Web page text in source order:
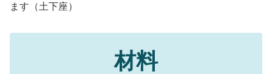
ます（土下座）
材料